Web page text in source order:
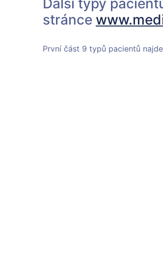
Další typy
stránce
První část 9 typů pacientů